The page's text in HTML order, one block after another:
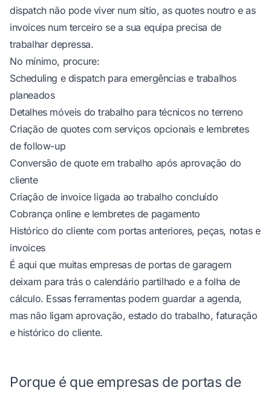
dispatch não pode viver num sítio, as quotes noutro e as
invoices num terceiro se a sua equipa precisa de
trabalhar depressa.
No mínimo, procure:
Scheduling e dispatch para emergências e trabalhos
planeados
Detalhes móveis do trabalho para técnicos no terreno
Criação de quotes com serviços opcionais e lembretes
de follow-up
Conversão de quote em trabalho após aprovação do
cliente
Criação de invoice ligada ao trabalho concluído
Cobrança online e lembretes de pagamento
Histórico do cliente com portas anteriores, peças, notas e
invoices
É aqui que muitas empresas de portas de garagem
deixam para trás o calendário partilhado e a folha de
cálculo. Essas ferramentas podem guardar a agenda,
mas não ligam aprovação, estado do trabalho, faturação
e histórico do cliente.
Porque é que empresas de portas de